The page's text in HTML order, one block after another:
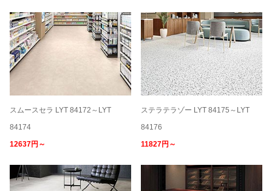
スムースセラ LYT 84172～LYT
84174
12637円～
ステラテラゾー LYT 84175～LYT
84176
11827円～